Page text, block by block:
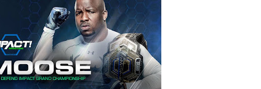
AEW: Brody King, Bandido e Hangman Page conquistam
NO GRAND SLAM MEXICO: Persephone supera Kris